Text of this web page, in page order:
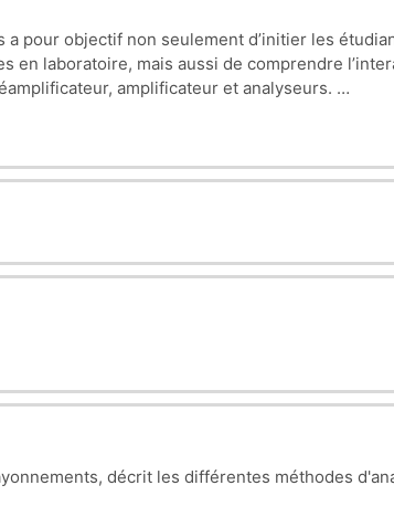
a pour objectif non seulement d’initier les
en laboratoire, mais aussi de comprendre
amplificateur et analyseurs.
manipulations utilisant différents
incluent également l’étude de la
décrit les différentes méthodes